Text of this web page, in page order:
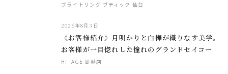
ブライトリング ブティック 仙台
2026年8月3日
《お客様紹介》月明かりと白樺が織りなす美学。
お客様が一目惚れした憧れのグランドセイコー
HF-AGE 高崎店